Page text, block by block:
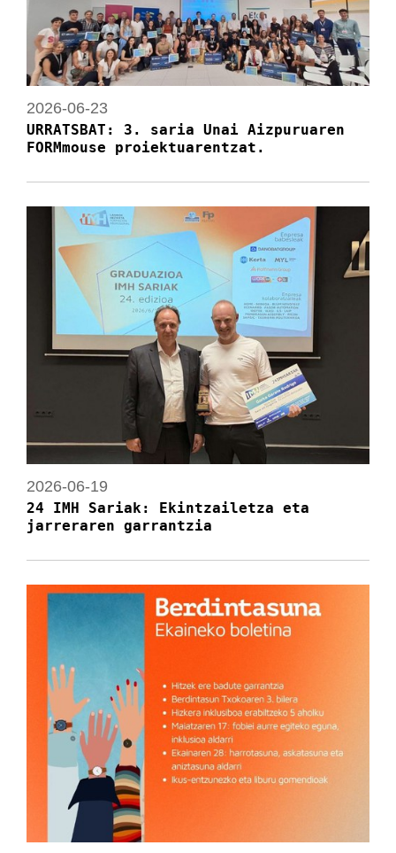
2026-06-23
URRATSBAT: 3. saria Unai Aizpuruaren
FORMmouse proiektuarentzat.
2026-06-19
24 IMH Sariak: Ekintzailetza eta
jarreraren garrantzia